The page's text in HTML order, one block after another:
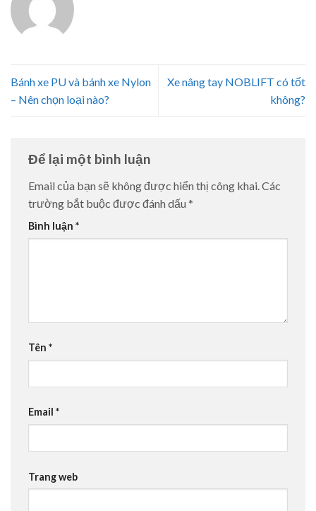
Bánh xe PU và bánh xe Nylon
– Nên chọn loại nào?
Xe nâng tay NOBLIFT có tốt
không?
Để lại một bình luận
Email của bạn sẽ không được hiển thị công khai.Các
trường bắt buộc được đánh dấu *
Bình luận *
Tên *
Email *
Trang web